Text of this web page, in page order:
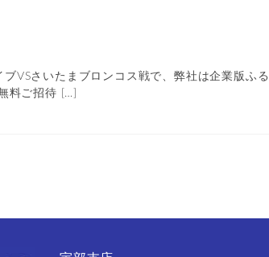
VSさいたまブロンコス戦で、弊社は企業版ふ
料ご招待 […]